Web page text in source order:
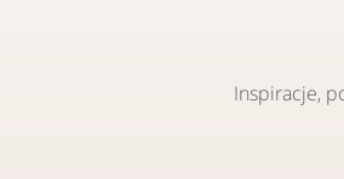
Inspiracje,